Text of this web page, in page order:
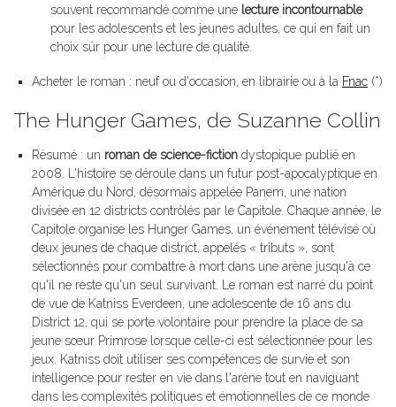
souvent recommandé comme une lecture incontournable
pour les adolescents et les jeunes adultes, ce qui en fait un
choix sûr pour une lecture de qualité.
Acheter le roman : neuf ou d'occasion, en librairie ou à la Fnac (*)
The Hunger Games, de Suzanne Collin
Résumé : un roman de science-fiction dystopique publié en
2008. L'histoire se déroule dans un futur post-apocalyptique en
Amérique du Nord, désormais appelée Panem, une nation
divisée en 12 districts contrôlés par le Capitole. Chaque année, le
Capitole organise les Hunger Games, un événement télévisé où
deux jeunes de chaque district, appelés « tributs », sont
sélectionnés pour combattre à mort dans une arène jusqu'à ce
qu'il ne reste qu'un seul survivant. Le roman est narré du point
de vue de Katniss Everdeen, une adolescente de 16 ans du
District 12, qui se porte volontaire pour prendre la place de sa
jeune sœur Primrose lorsque celle-ci est sélectionnée pour les
jeux. Katniss doit utiliser ses compétences de survie et son
intelligence pour rester en vie dans l'arène tout en naviguant
dans les complexités politiques et émotionnelles de ce monde